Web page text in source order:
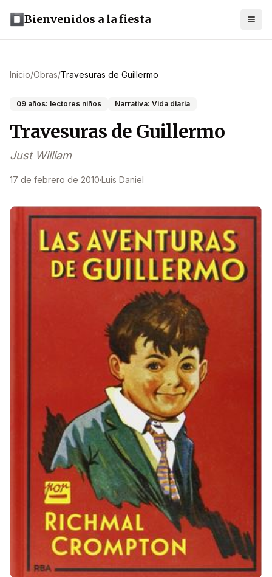
Bienvenidos a la fiesta
Inicio/Obras/Travesuras de Guillermo
09 años: lectores niños Narrativa: Vida diaria
Travesuras de Guillermo
Just William
17 de febrero de 2010·Luis Daniel